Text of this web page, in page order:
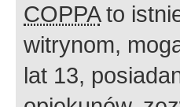
COPPAto
witrynom,
lat 13,